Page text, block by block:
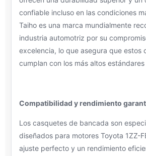
confiable incluso en las condiciones
Taiho es una marca mundialmente
industria automotriz por su
excelencia, lo que asegura que estos
cumplan con los más altos
Compatibilidad y rendimiento
Los casquetes de bancada son
diseñados para motores Toyota 1ZZ-
ajuste perfecto y un rendimiento